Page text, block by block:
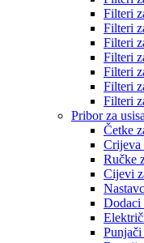
Filteri
Filteri
Filteri
Filteri
Filteri
Filteri
Filteri
Pribor za
Četke
Crijeva
Ručke
Cijevi
Dodaci
Punjači